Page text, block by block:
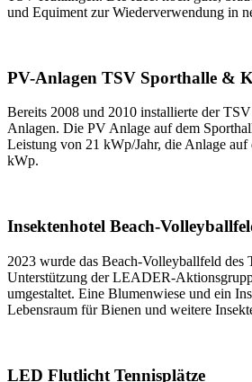
und Equiment zur Wiederverwendung in
PV-Anlagen TSV Sporthalle &
Bereits 2008 und 2010 installierte der
Anlagen. Die PV Anlage auf dem
Leistung von 21 kWp/Jahr, die Anlage
kWp.
Insektenhotel Beach-
2023 wurde das Beach-Volleyballfeld
Unterstützung der LEADER-
umgestaltet. Eine Blumenwiese und ein
Lebensraum für Bienen und weitere
LED Flutlicht Tennisplätze